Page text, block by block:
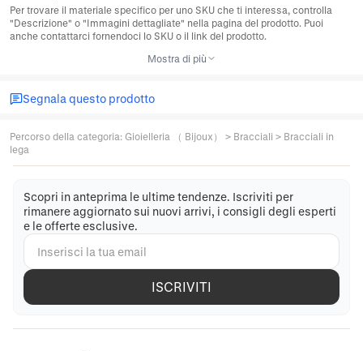
Per trovare il materiale specifico per uno SKU che ti interessa, controlla
"Descrizione" o "Immagini dettagliate" nella pagina del prodotto. Puoi
anche contattarci fornendoci lo SKU o il link del prodotto.
Mostra di più
Segnala questo prodotto
Percorso della categoria: Gioielleria （ Bijoux） > Bracciali > Bracciali in
lega
Scopri in anteprima le ultime tendenze. Iscriviti per
rimanere aggiornato sui nuovi arrivi, i consigli degli esperti
e le offerte esclusive.
ISCRIVITI